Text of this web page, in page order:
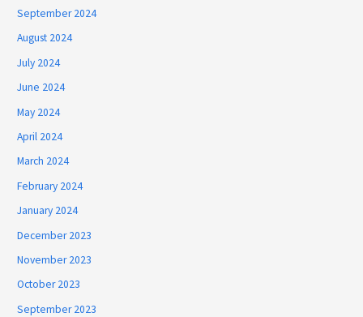
September 2024
August 2024
July 2024
June 2024
May 2024
April 2024
March 2024
February 2024
January 2024
December 2023
November 2023
October 2023
September 2023